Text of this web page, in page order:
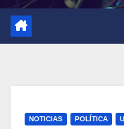
NOTICIAS POLÍTICA